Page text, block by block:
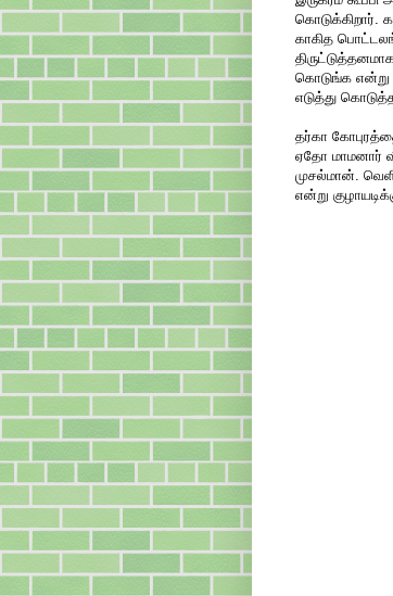
கொடுக்கிறார்.
காகித
கொடுங்க என்று
எடுத்து
தர்கா
ஏதோ மாமனார்
முசல்மான்.
என்று